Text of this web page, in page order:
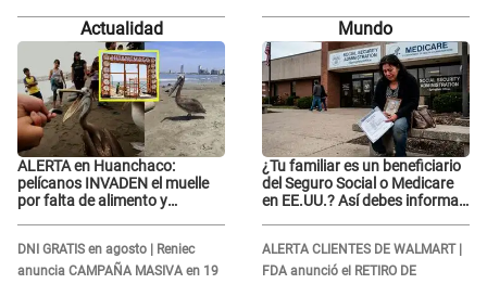
INDIGNANTE respuesta: "Ellos son
así, tranquila"
director musical de La Bella Luz:
"Me quedé asustada, en shock"
Actualidad
ALERTA en Huanchaco:
pelícanos INVADEN el muelle
por falta de alimento y
DNI GRATIS en agosto | Reniec
anuncia CAMPAÑA MASIVA en 19
Mundo
¿Tu familiar es un beneficiario
del Seguro Social o Medicare
en EE.UU.? Así debes informar
ALERTA CLIENTES DE WALMART |
FDA anunció el RETIRO DE